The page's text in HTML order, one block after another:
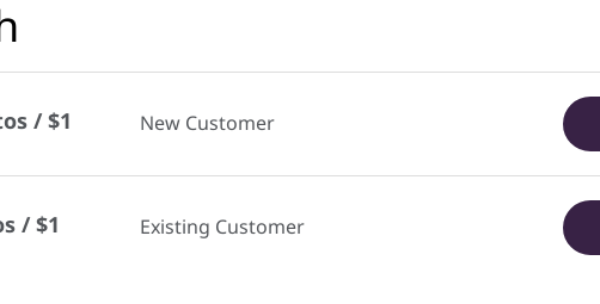
/ $1 New Customer
/ $1 Existing Customer